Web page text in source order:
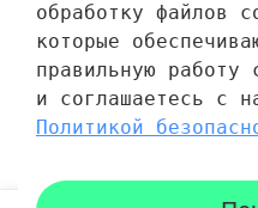
Отзывы
Отзывов еще никто не
обработку файлов
которые
правильную работу
и соглашаетесь с
Политикой